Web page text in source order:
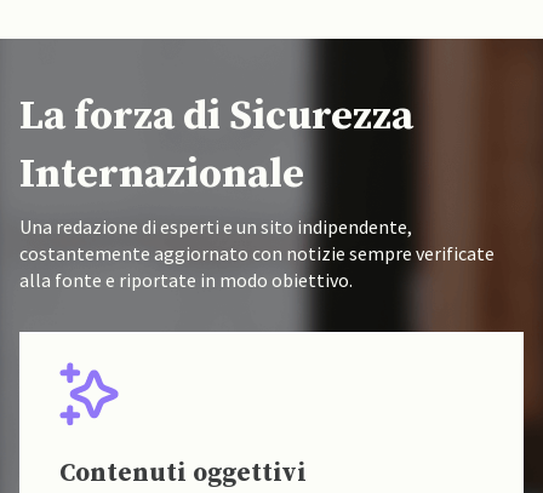
La forza di Sicurezza
Internazionale
Una redazione di esperti e un sito indipendente,
costantemente aggiornato con notizie sempre verificate
alla fonte e riportate in modo obiettivo.
Contenuti oggettivi